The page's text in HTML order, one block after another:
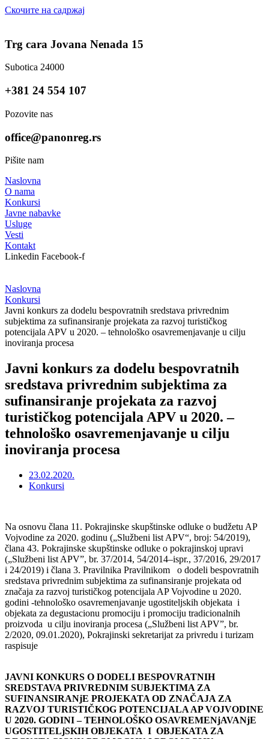
Скочите на садржај
Trg cara Jovana Nenada 15
Subotica 24000
+381 24 554 107
Pozovite nas
office@panonreg.rs
Pišite nam
Naslovna
O nama
Konkursi
Javne nabavke
Usluge
Vesti
Kontakt
Linkedin Facebook-f
Naslovna
Konkursi
Javni konkurs za dodelu bespovratnih sredstava privrednim
subjektima za sufinansiranje projekata za razvoj turističkog
potencijala APV u 2020. – tehnološko osavremenjavanje u cilju
inoviranja procesa
Javni konkurs za dodelu bespovratnih
sredstava privrednim subjektima za
sufinansiranje projekata za razvoj
turističkog potencijala APV u 2020. –
tehnološko osavremenjavanje u cilju
inoviranja procesa
23.02.2020.
Konkursi
Na osnovu člana 11. Pokrajinske skupštinske odluke o budžetu AP
Vojvodine za 2020. godinu („Službeni list APV“, broj: 54/2019),
člana 43. Pokrajinske skupštinske odluke o pokrajinskoj upravi
(„Službeni list APV”, br. 37/2014, 54/2014‒ispr., 37/2016, 29/2017
i 24/2019) i člana 3. Pravilnika Pravilnikom o dodeli bespovratnih
sredstava privrednim subjektima za sufinansiranje projekata od
značaja za razvoj turističkog potencijala AP Vojvodine u 2020.
godini -tehnološko osavremenjavanje ugostiteljskih objekata i
objekata za degustacionu promociju i promociju tradicionalnih
proizvoda u cilju inoviranja procesa („Službeni list APV”, br.
2/2020, 09.01.2020), Pokrajinski sekretarijat za privredu i turizam
raspisuje
JAVNI KONKURS O DODELI BESPOVRATNIH
SREDSTAVA PRIVREDNIM SUBJEKTIMA ZA
SUFINANSIRANjE PROJEKATA OD ZNAČAJA ZA
RAZVOJ TURISTIČKOG POTENCIJALA AP VOJVODINE
U 2020. GODINI – TEHNOLOŠKO OSAVREMENjAVANjE
UGOSTITELjSKIH OBJEKATA I OBJEKATA ZA